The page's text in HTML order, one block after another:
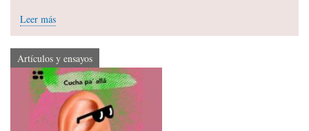
Leer más
Artículos y ensayos